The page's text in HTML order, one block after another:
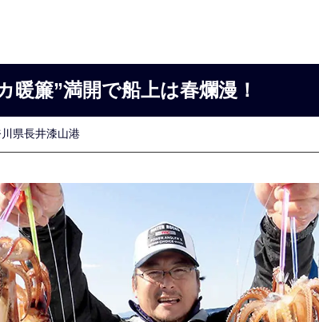
簾”満開で船上は春爛漫！
県長井漆山港